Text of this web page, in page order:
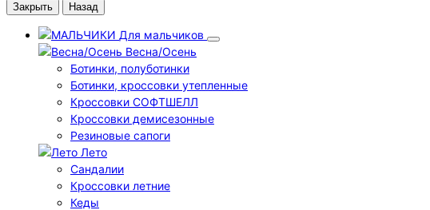
Закрыть Назад
Для мальчиков
Весна/Осень
Ботинки, полуботинки
Ботинки, кроссовки утепленные
Кроссовки СОФТШЕЛЛ
Кроссовки демисезонные
Резиновые сапоги
Лето
Cандалии
Кроссовки летние
Кеды